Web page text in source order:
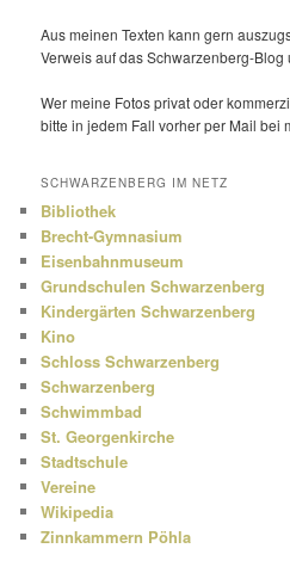
Aus meinen Texten kann gern
Verweis auf das Schwarzenberg-
Wer meine Fotos privat oder
bitte in jedem Fall vorher per Mail bei
SCHWARZENBERG IM NETZ
Bibliothek
Brecht-Gymnasium
Eisenbahnmuseum
Grundschulen Schwarzenberg
Kindergärten Schwarzenberg
Kino
Schloss Schwarzenberg
Schwarzenberg
Schwimmbad
St. Georgenkirche
Stadtschule
Vereine
Wikipedia
Zinnkammern Pöhla